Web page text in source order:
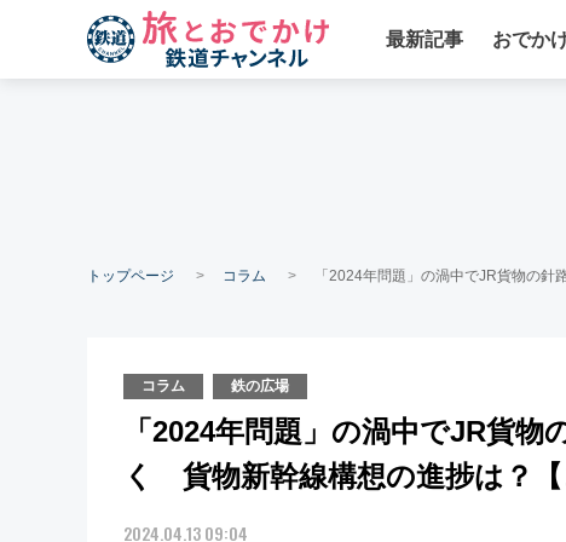
最新記事 おでか
トップページ コラム 「2024年問題」の渦中でJR貨物の
コラム 鉄の広場
「2024年問題」の渦中でJR貨
く 貨物新幹線構想の進捗は？【
2024.04.13 09:04